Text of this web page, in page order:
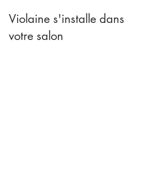
Violaine s'installe dans
votre salon